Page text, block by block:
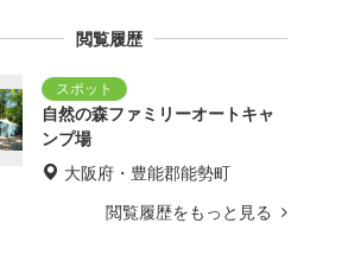
閲覧履歴
自然の森ファミリーオートキャ
ンプ場
大阪府・豊能郡能勢町
閲覧履歴をもっと見る